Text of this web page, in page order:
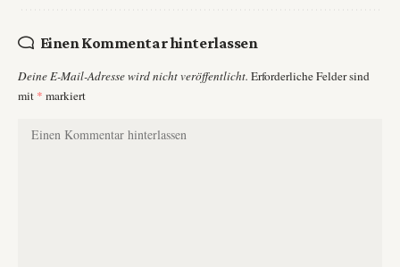
Einen Kommentar hinterlassen
Deine E-Mail-Adresse wird nicht veröffentlicht. Erforderliche Felder sind
mit * markiert